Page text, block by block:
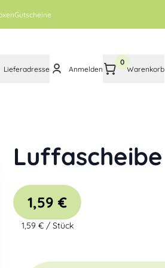
Gutscheine
Lieferadresse Anmelden
0
Warenkorb
Luffascheibe
1,59 €
1,59 €/ Stück